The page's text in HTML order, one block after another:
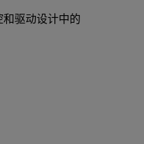
驱动设计中的